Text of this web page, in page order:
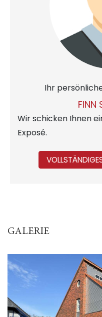
Ihr
FINN
Wir schicken Ihnen
Exposé.
GALERIE